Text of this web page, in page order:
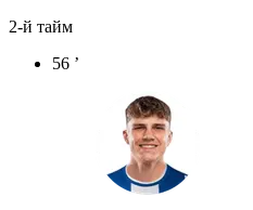
2-й тайм
56 ’